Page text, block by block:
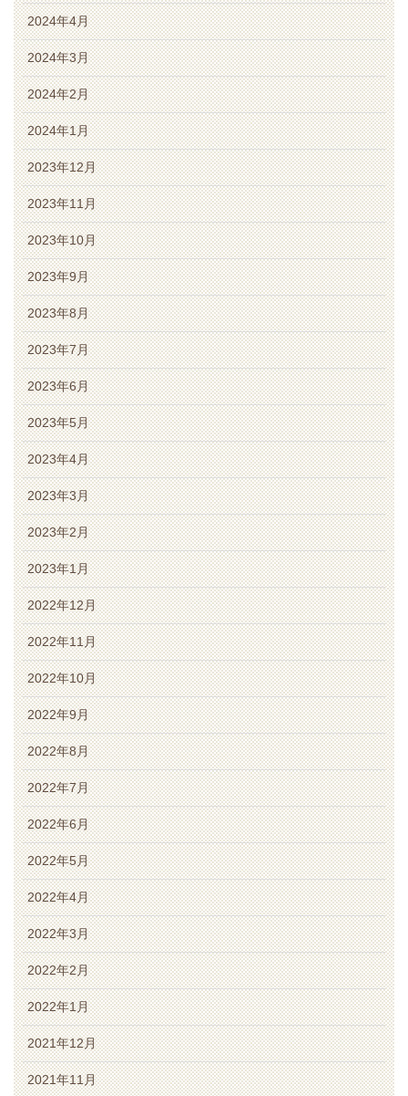
2024年4月
2024年3月
2024年2月
2024年1月
2023年12月
2023年11月
2023年10月
2023年9月
2023年8月
2023年7月
2023年6月
2023年5月
2023年4月
2023年3月
2023年2月
2023年1月
2022年12月
2022年11月
2022年10月
2022年9月
2022年8月
2022年7月
2022年6月
2022年5月
2022年4月
2022年3月
2022年2月
2022年1月
2021年12月
2021年11月